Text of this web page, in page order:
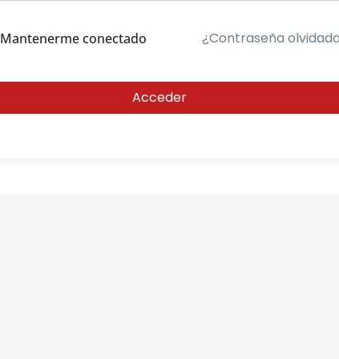
Mantenerme conectado ¿Contraseña
Acceder